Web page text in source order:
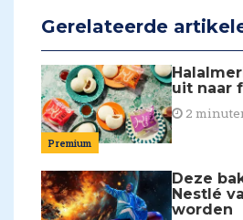
Gerelateerde
Premium
uit naar
2
Deze
Nestlé
worden